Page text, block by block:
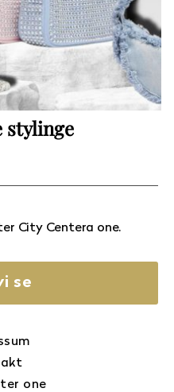
stylinge
City Centera one.
se
one